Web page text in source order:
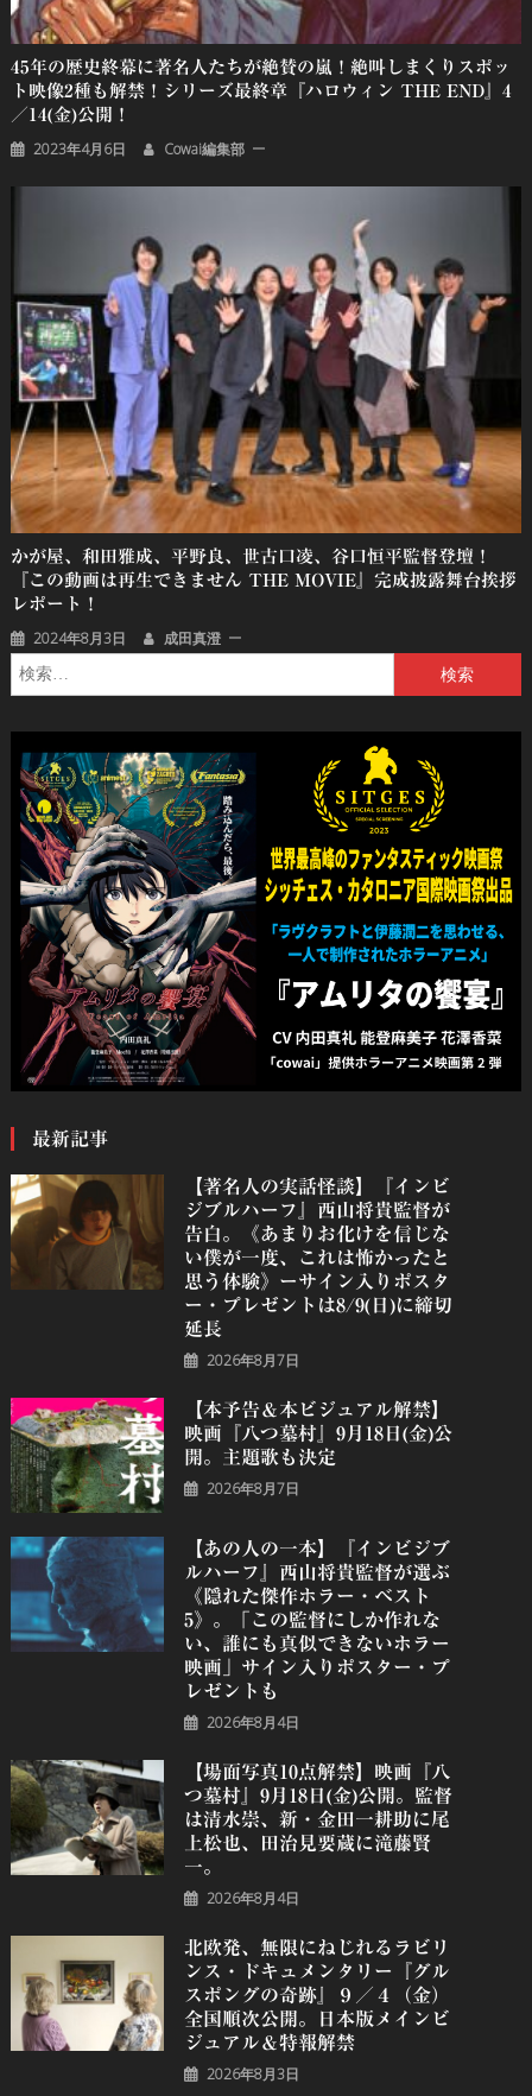
45年の歴史終幕に著名人たちが絶賛の嵐！絶叫しまくりスポッ
ト映像2種も解禁！シリーズ最終章『ハロウィン THE END』4
／14(金)公開！
2023年4月6日 Cowai編集部
かが屋、和⽥雅成、平野良、世古⼝凌、⾕⼝恒平監督登壇！
『この動画は再⽣できません THE MOVIE』完成披露舞台挨拶
レポート！
2024年8月3日 成田真澄
索:
最新記事
【著名人の実話怪談】『インビ
ジブルハーフ』⻄⼭将貴監督が
告白。《あまりお化けを信じな
い僕が一度、これは怖かったと
思う体験》ーサイン入りポスタ
ー・プレゼントは8/9(日)に締切
延長
2026年8月7日
【本予告＆本ビジュアル解禁】
映画『八つ墓村』9月18日(金)公
開。主題歌も決定
2026年8月7日
【あの人の一本】『インビジブ
ルハーフ』⻄⼭将貴監督が選ぶ
《隠れた傑作ホラー・ベスト
5》。「この監督にしか作れな
い、誰にも真似できないホラー
映画」サイン入りポスター・プ
レゼントも
2026年8月4日
【場面写真10点解禁】映画『八
つ墓村』9月18日(金)公開。監督
は清水崇、新・金田一耕助に尾
上松也、田治見要蔵に滝藤賢
一。
2026年8月4日
北欧発、無限にねじれるラビリ
ンス・ドキュメンタリー『グル
スポングの奇跡』９／４（金）
全国順次公開。日本版メインビ
ジュアル＆特報解禁
2026年8月3日